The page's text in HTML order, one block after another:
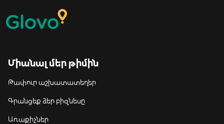
Միանալ մեր թիմին
Թափուր աշխատատեղեր
Գրանցեք ձեր բիզնեսը
Առաքիչներ